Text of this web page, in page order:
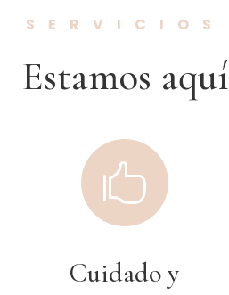
SERVICIOS
Estamos aquí

Cuidado y